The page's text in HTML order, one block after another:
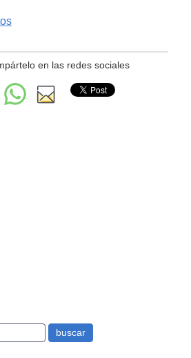
en las redes sociales